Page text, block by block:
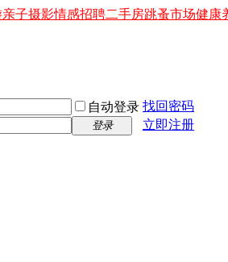
亲子摄影情感招聘二手房跳蚤市场健康
自动登录 找回密码
登录
立即注册